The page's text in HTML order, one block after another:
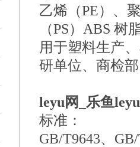
乙烯（PE）、
（PS）ABS
用于塑料生产
研单位、商检
leyu网_乐鱼
标准：
GB/T9643、